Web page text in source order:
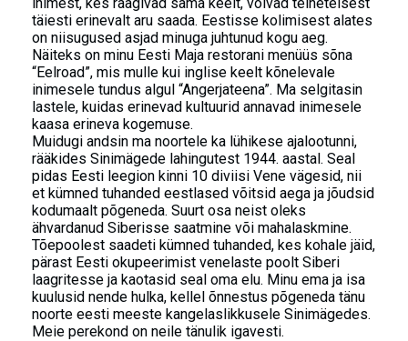
täiesti erinevalt aru saada. Eestisse kolimisest alates
on niisugused asjad minuga juhtunud kogu aeg.
Näiteks on minu Eesti Maja restorani menüüs sõna
“Eelroad”, mis mulle kui inglise keelt kõnelevale
inimesele tundus algul “Angerjateena”. Ma selgitasin
lastele, kuidas erinevad kultuurid annavad inimesele
kaasa erineva kogemuse.
Muidugi andsin ma noortele ka lühikese ajalootunni,
rääkides Sinimägede lahingutest 1944. aastal. Seal
pidas Eesti leegion kinni 10 diviisi Vene vägesid, nii
et kümned tuhanded eestlased võitsid aega ja jõudsid
kodumaalt põgeneda. Suurt osa neist oleks
ähvardanud Siberisse saatmine või mahalaskmine.
Tõepoolest saadeti kümned tuhanded, kes kohale jäid,
pärast Eesti okupeerimist venelaste poolt Siberi
laagritesse ja kaotasid seal oma elu. Minu ema ja isa
kuulusid nende hulka, kellel õnnestus põgeneda tänu
noorte eesti meeste kangelaslikkusele Sinimägedes.
Meie perekond on neile tänulik igavesti.